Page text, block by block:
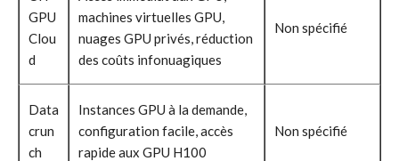
GPU
Clou
d
machines virtuelles GPU,
nuages ​​GPU privés, réduction
des coûts infonuagiques
Non spécifié
Data
crun
ch
Instances GPU à la demande,
configuration facile, accès
rapide aux GPU H100
Non spécifié